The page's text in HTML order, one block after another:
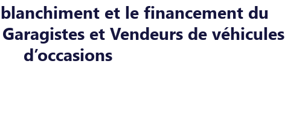
et le financement du
Garagistes et Vendeurs de véhicules
d’occasions